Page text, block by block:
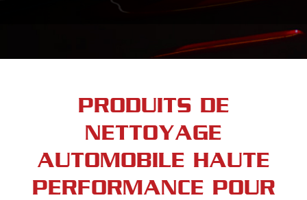
PRODUITS DE
NETTOYAGE
AUTOMOBILE HAUTE
PERFORMANCE POUR